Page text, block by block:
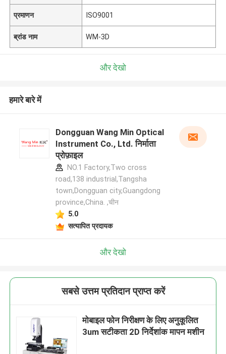
प्रमाणन ISO9001
ब्रांड नाम WM-3D
और देखो
हमारे बारे में
Dongguan Wang Min Optical
Instrument Co., Ltd. निर्माता
प्रोफ़ाइल
NO.1 Factory,Two cross
road,138 industrial,Tangsha
town,Dongguan city,Guangdong
province,China. ,चीन
5.0
सत्यापित प्रदायक
और देखो
सबसे उत्तम प्रतिदान प्राप्त करें
मोबाइल फोन निरीक्षण के लिए अनुकूलित
3um सटीकता 2D निर्देशांक मापन मशीन